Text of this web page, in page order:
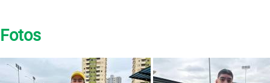
Fotos